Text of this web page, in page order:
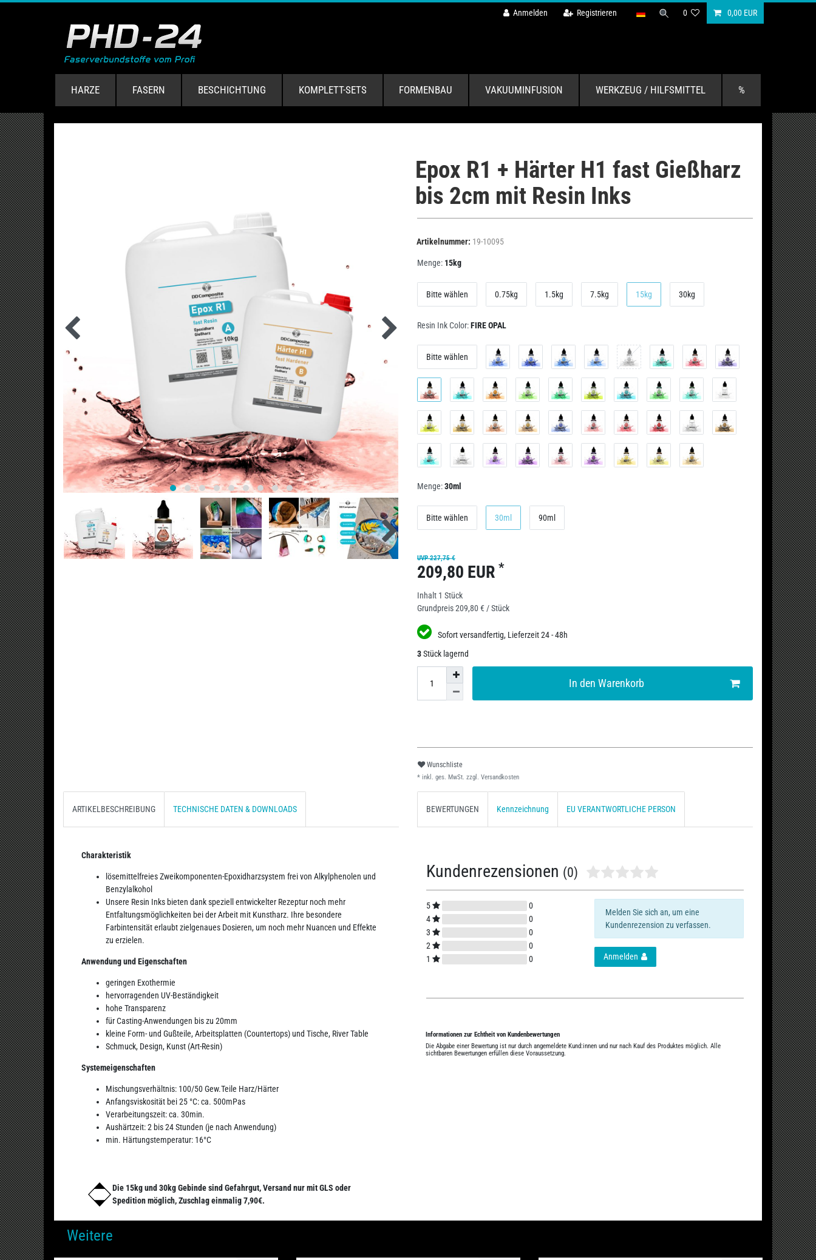
Anmelden Registrieren 0 0,00 EUR
HARZE FASERN BESCHICHTUNG KOMPLETT-SETS FORMENBAU VAKUUMINFUSION WERKZEUG / HILFSMITTEL %
Epox R1 + Härter H1 fast Gießharz
bis 2cm mit Resin Inks
Artikelnummer: 19-10095
Menge: 15kg
Bitte wählen 0.75kg 1.5kg 7.5kg 15kg 30kg
Resin Ink Color:FIRE OPAL
Bitte wählen
Menge:30ml
Bitte wählen 30ml 90ml
UVP 227,75 €
209,80 EUR *
Inhalt 1 Stück
Grundpreis209,80 € / Stück
Sofort versandfertig, Lieferzeit 24 - 48h
3Stück lagernd
In den Warenkorb
Wunschliste
* inkl. ges. MwSt. zzgl. Versandkosten
ARTIKELBESCHREIBUNG TECHNISCHE DATEN & DOWNLOADS
Charakteristik
lösemittelfreies Zweikomponenten-Epoxidharzsystem frei von Alkylphenolen und
Benzylalkohol
Unsere Resin Inks bieten dank speziell entwickelter Rezeptur noch mehr
Entfaltungsmöglichkeiten bei der Arbeit mit Kunstharz. Ihre besondere
Farbintensität erlaubt zielgenaues Dosieren, um noch mehr Nuancen und Effekte
zu erzielen.
Anwendung und Eigenschaften
geringen Exothermie
hervorragenden UV-Beständigkeit
hohe Transparenz
für Casting-Anwendungen bis zu 20mm
kleine Form- und Gußteile, Arbeitsplatten (Countertops) und Tische, River Table
Schmuck, Design, Kunst (Art-Resin)
Systemeigenschaften
Mischungsverhältnis: 100/50 Gew.Teile Harz/Härter
Anfangsviskosität bei 25 °C: ca. 500mPas
Verarbeitungszeit: ca. 30min.
Aushärtzeit: 2 bis 24 Stunden (je nach Anwendung)
min. Härtungstemperatur: 16°C
Die 15kg und 30kg Gebinde sind Gefahrgut, Versand nur mit GLS oder
Spedition möglich, Zuschlag einmalig 7,90€.
BEWERTUNGEN Kennzeichnung EU VERANTWORTLICHE PERSON
Kundenrezensionen (0)
5
0
4
0
3
0
2
0
1
0
Melden Sie sich an, um eine
Kundenrezension zu verfassen.
Anmelden
Informationen zur Echtheit von Kundenbewertungen
Die Abgabe einer Bewertung ist nur durch angemeldete Kund:innen und nur nach Kauf des Produktes möglich. Alle
sichtbaren Bewertungen erfüllen diese Voraussetzung.
Weitere